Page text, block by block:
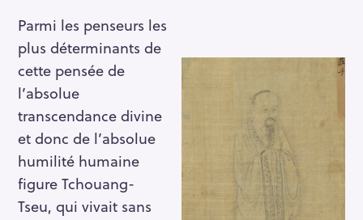
Parmi les penseurs les
plus déterminants de
cette pensée de
l’absolue
transcendance divine
et donc de l’absolue
humilité humaine
figure Tchouang-
Tseu, qui vivait sans